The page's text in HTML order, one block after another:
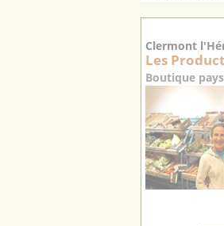
Clermont
Les
Boutique